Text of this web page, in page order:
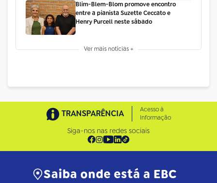
Blim-Blem-Blom promove encontro
entre a pianista Suzette Ceccato e
Henry Purcell neste sábado
Ver mais notícias +
TRANSPARÊNCIA
Acesso à
Informação
Siga-nos nas redes sociais
Saiba onde está a EBC